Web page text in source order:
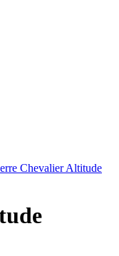
Chevalier Altitude